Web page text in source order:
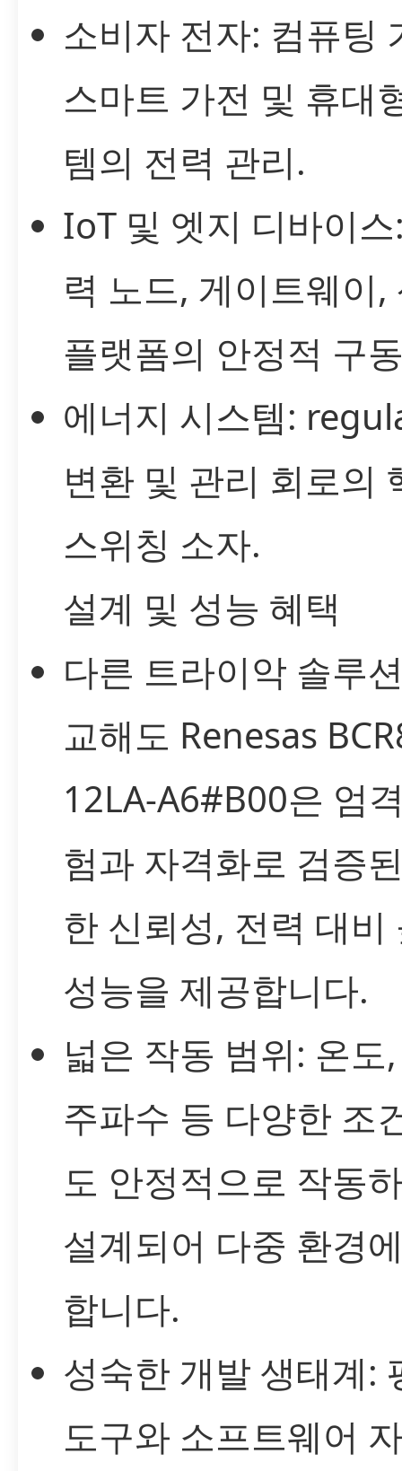
소비자 전자: 컴퓨팅
스마트 가전 및 휴대
템의 전력 관리.
IoT 및 엣지 디바이
력 노드, 게이트웨이,
플랫폼의 안정적 구
에너지 시스템:
변환 및 관리 회로의
스위칭 소자.
설계 및 성능 혜택
다른 트라이악 솔루
교해도 Renesas
12LA-A6#B00은 엄
험과 자격화로 검증
한 신뢰성, 전력 대비
성능을 제공합니다.
넓은 작동 범위: 온도
주파수 등 다양한 조
도 안정적으로 작동
설계되어 다중 환경
합니다.
성숙한 개발 생태계:
도구와 소프트웨어